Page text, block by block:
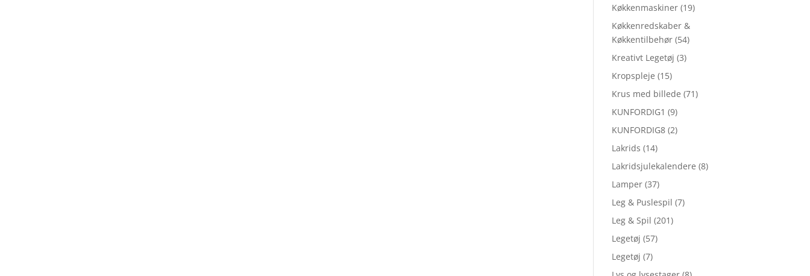
Køkkenmaskiner (19)
Køkkenredskaber &
Køkkentilbehør (54)
Kreativt Legetøj (3)
Kropspleje (15)
Krus med billede (71)
KUNFORDIG1 (9)
KUNFORDIG8 (2)
Lakrids (14)
Lakridsjulekalendere (8)
Lamper (37)
Leg & Puslespil (7)
Leg & Spil (201)
Legetøj (57)
Legetøj (7)